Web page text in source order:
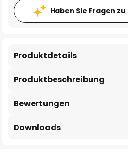
Haben Sie Fragen
Produktbeschreibung
Produktdetails
Bewertungen
Downloads